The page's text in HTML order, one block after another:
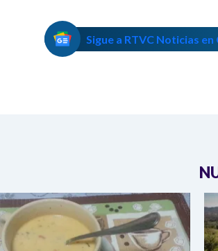
Sigue a RTVC Noticias